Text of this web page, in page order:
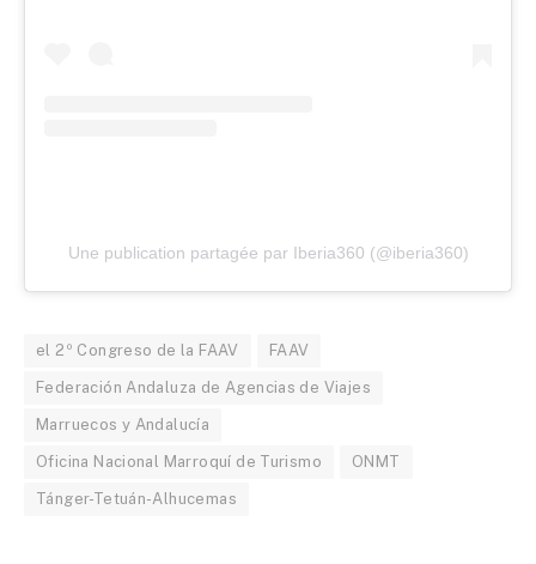
Une publication partagée par Iberia360 (@iberia360)
el 2º Congreso de la FAAV FAAV
Federación Andaluza de Agencias de Viajes
Marruecos y Andalucía
Oficina Nacional Marroquí de Turismo ONMT
Tánger-Tetuán-Alhucemas